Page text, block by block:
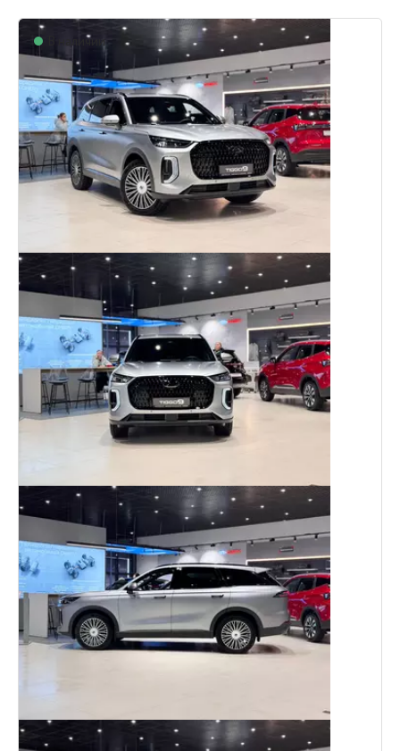
В наличии